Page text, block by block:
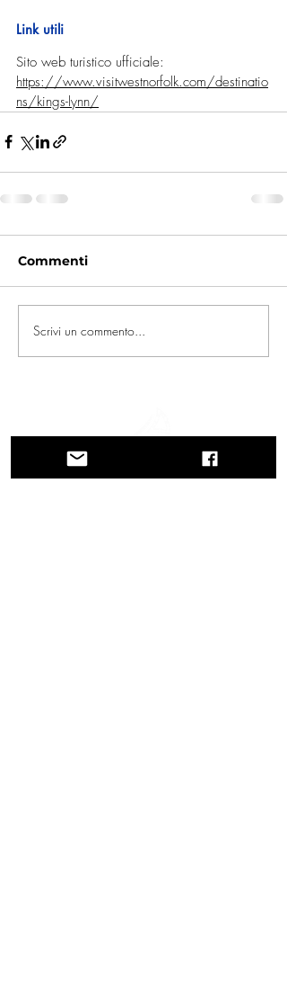
Link utili
Sito web turistico ufficiale:
https://www.visitwestnorfolk.com/destinatio
ns/kings-lynn/
Commenti
Scrivi un commento...
Un viaggio tra storia, culture e paesaggi